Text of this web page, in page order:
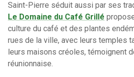
Saint-Pierre séduit aussi par ses
Le Domaine du Café Grillé
culture du café et des plantes
rues de la ville, avec leurs temples
leurs maisons créoles, témoignent
réunionnaise.